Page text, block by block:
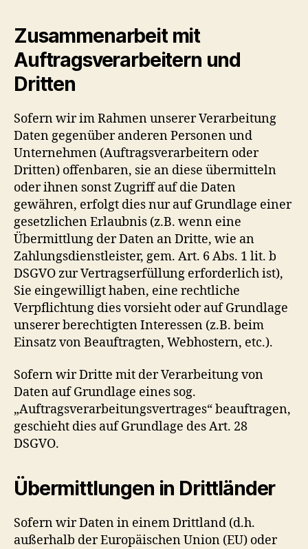
Zusammenarbeit mit
Auftragsverarbeitern und
Dritten
Sofern wir im Rahmen unserer Verarbeitung
Daten gegenüber anderen Personen und
Unternehmen (Auftragsverarbeitern oder
Dritten) offenbaren, sie an diese übermitteln
oder ihnen sonst Zugriff auf die Daten
gewähren, erfolgt dies nur auf Grundlage einer
gesetzlichen Erlaubnis (z.B. wenn eine
Übermittlung der Daten an Dritte, wie an
Zahlungsdienstleister, gem. Art. 6 Abs. 1 lit. b
DSGVO zur Vertragserfüllung erforderlich ist),
Sie eingewilligt haben, eine rechtliche
Verpflichtung dies vorsieht oder auf Grundlage
unserer berechtigten Interessen (z.B. beim
Einsatz von Beauftragten, Webhostern, etc.).
Sofern wir Dritte mit der Verarbeitung von
Daten auf Grundlage eines sog.
„Auftragsverarbeitungsvertrages“ beauftragen,
geschieht dies auf Grundlage des Art. 28
DSGVO.
Übermittlungen in Drittländer
Sofern wir Daten in einem Drittland (d.h.
außerhalb der Europäischen Union (EU) oder